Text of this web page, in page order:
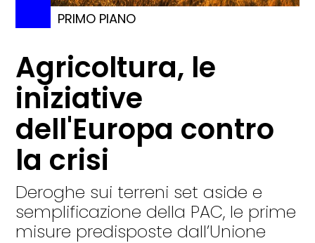
PRIMO PIANO
Agricoltura, le
iniziative
dell'Europa contro
la crisi
Deroghe sui terreni set aside e
semplificazione della PAC, le prime
misure predisposte dall’Unione